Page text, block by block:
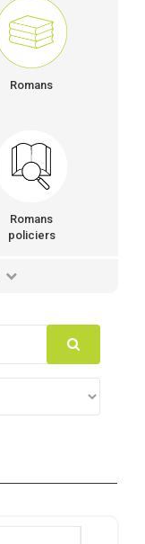
Romans
Romans
policiers